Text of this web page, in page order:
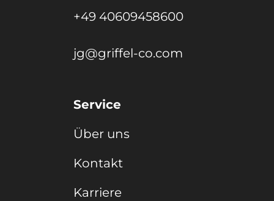
+49 40609458600
jg@griffel-co.com
Service
Über uns
Kontakt
Karriere